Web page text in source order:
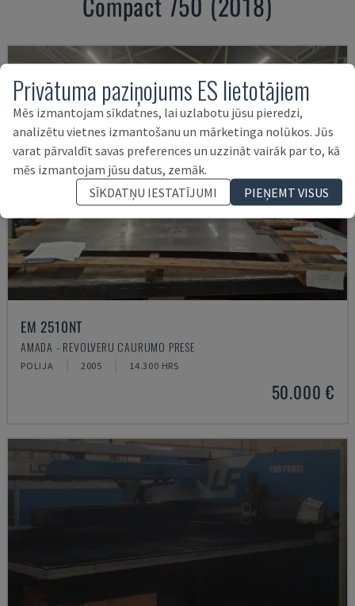
EM 2510NT
AMADA - REVOLVERU CAURUMO PRESE
POLIJA 2005 14.300 HRS
50.000 €
Privātuma paziņojums ES lietotājiem
Mēs izmantojam sīkdatnes, lai uzlabotu jūsu pieredzi,
analizētu vietnes izmantošanu un mārketinga nolūkos. Jūs
varat pārvaldīt savas preferences un uzzināt vairāk par to, kā
mēs izmantojam jūsu datus, zemāk.
SĪKDATŅU IESTATĪJUMI
PIEŅEMT VISUS